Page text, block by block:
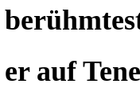
er auf